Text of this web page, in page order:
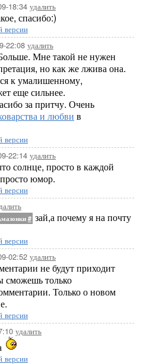
18:34 удалить
спасибо:)
версии
22:08 удалить
Мне такой не нужен
но как же лжива она.
к умалишенному,
еще сильнее.
за притчу. Очень
и любви в
версии
22:14 удалить
солнце, просто в каждой
юмор.
версии
# зай,а почему я на почту
версии
02:52 удалить
не будут приходит
сможешь только
Только о новом
версии
удалить
версии